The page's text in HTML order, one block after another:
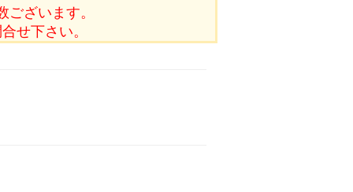
ざいます。
せ下さい。